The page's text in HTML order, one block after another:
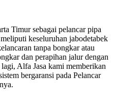
Timur sebagai pelancar pipa
keseluruhan jabodetabek
tanpa bongkar atau
dan perapihan jalur dengan
Alfa Jasa kami memberikan
bergaransi pada Pelancar